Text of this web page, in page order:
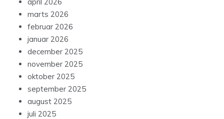
marts 2026
februar 2026
januar 2026
december 2025
november 2025
oktober 2025
september 2025
august 2025
juli 2025